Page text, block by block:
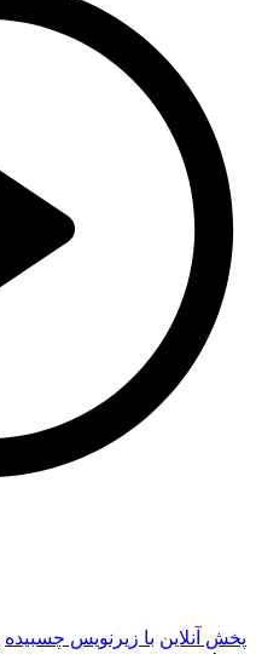
پخش آنلاین با زیرنویس چسبیده